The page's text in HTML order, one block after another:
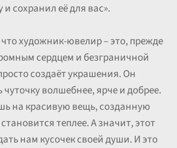
и сохранил её для вас».
художник-ювелир – это, прежде
сердцем и безграничной
создаёт украшения. Он
волшебнее, ярче и добрее.
на красивую вещь, созданную
теплее. А значит, этот
нам кусочек своей души. И это